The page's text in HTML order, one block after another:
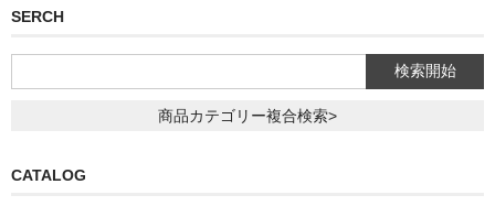
SERCH
商品カテゴリー複合検索>
CATALOG